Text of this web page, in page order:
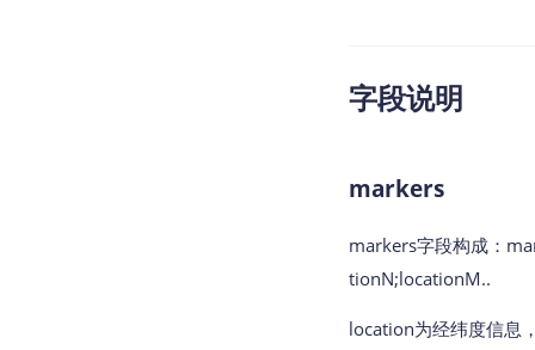
字段说明
markers
markers字段构成：
tionN;locationM..
location为经纬度信息